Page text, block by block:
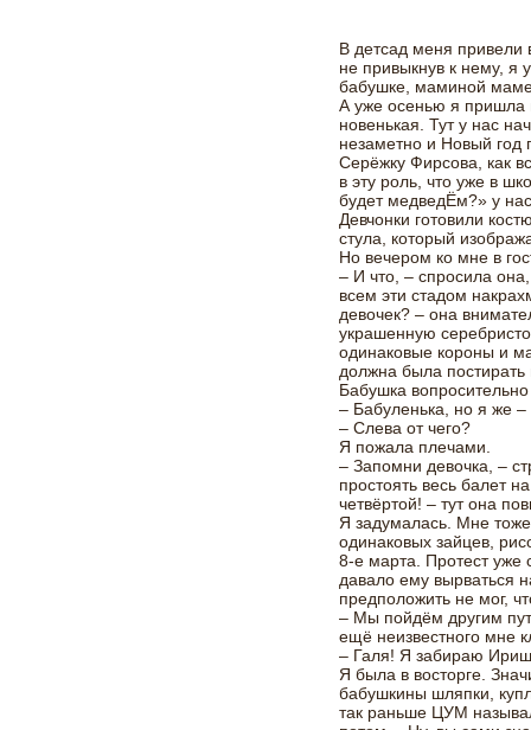
В детсад меня привели
не привыкнув к нему, я
бабушке, маминой
А уже осенью я пришла
новенькая. Тут у нас
незаметно и Новый год
Серёжку Фирсова, как
в эту роль, что уже в
будет медведЁм?» у
Девчонки готовили
стула, который
Но вечером ко мне в
– И что, – спросила
всем эти стадом
девочек? – она
украшенную
одинаковые короны и
должна была
Бабушка
– Бабуленька, но я же –
– Слева от чего?
Я пожала плечами.
– Запомни девочка, –
простоять весь балет
четвёртой! – тут она
Я задумалась. Мне
одинаковых зайцев,
8-е марта. Протест уже
давало ему вырваться
предположить не мог,
– Мы пойдём другим
ещё неизвестного мне
– Галя! Я забираю
Я была в восторге.
бабушкины шляпки,
так раньше ЦУМ